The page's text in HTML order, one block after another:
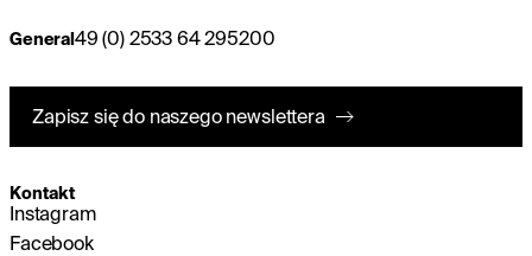
General 49 (0) 2533 64 295200
Zapisz się do naszego newslettera
Kontakt
Instagram
Facebook